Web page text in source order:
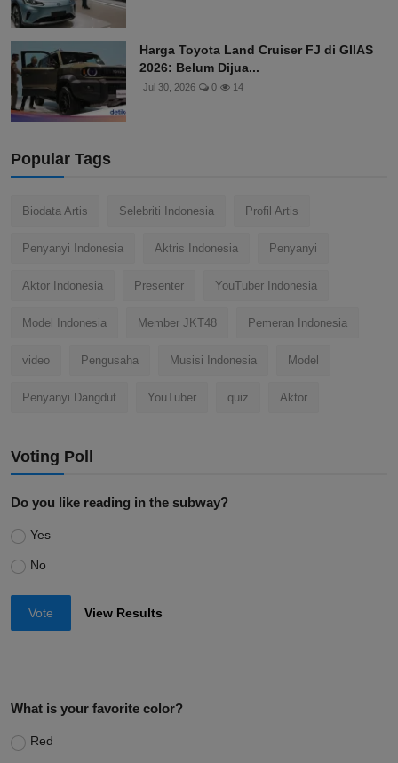
Harga Toyota Land Cruiser FJ di GIIAS
2026: Belum Dijua...
Jul 30, 2026 0 14
Popular Tags
Biodata Artis Selebriti Indonesia Profil Artis
Penyanyi Indonesia Aktris Indonesia Penyanyi
Aktor Indonesia Presenter YouTuber Indonesia
Model Indonesia Member JKT48 Pemeran Indonesia
video Pengusaha Musisi Indonesia Model
Penyanyi Dangdut YouTuber quiz Aktor
Voting Poll
Do you like reading in the subway?
Yes
No
Vote View Results
What is your favorite color?
Red